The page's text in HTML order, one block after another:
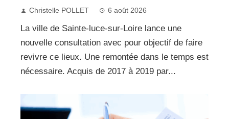
Christelle POLLET 6 août 2026
La ville de Sainte-luce-sur-Loire lance une
nouvelle consultation avec pour objectif de faire
revivre ce lieux. Une remontée dans le temps est
nécessaire. Acquis de 2017 à 2019 par...